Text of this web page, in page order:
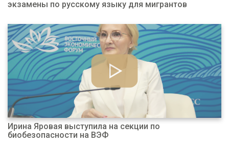
экзамены по русскому языку для мигрантов
Ирина Яровая выступила на секции по
биобезопасности на ВЭФ